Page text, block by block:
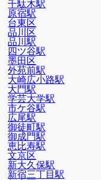
千駄木駅
原宿駅
台東区
品川区
品川駅
四ツ谷駅
墨田区
外苑前駅
大崎広小路駅
大門駅
学芸大学駅
市ケ谷駅
広尾駅
御徒町駅
御成門駅
恵比寿駅
文京区
新大久保駅
新宿三丁目駅